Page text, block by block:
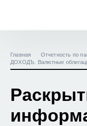
Главная
Отчетность по
ДОХОДЪ. Валютные